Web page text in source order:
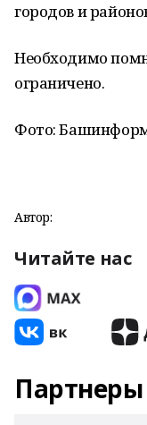
городов и
Необходимо
ограничено.
Фото:
Автор:
Читайте нас
Партнеры